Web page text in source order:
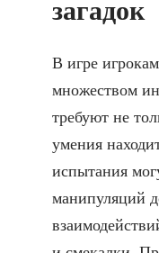
загадок
В игре
множеством
требуют не
умения
испытания
манипуляций